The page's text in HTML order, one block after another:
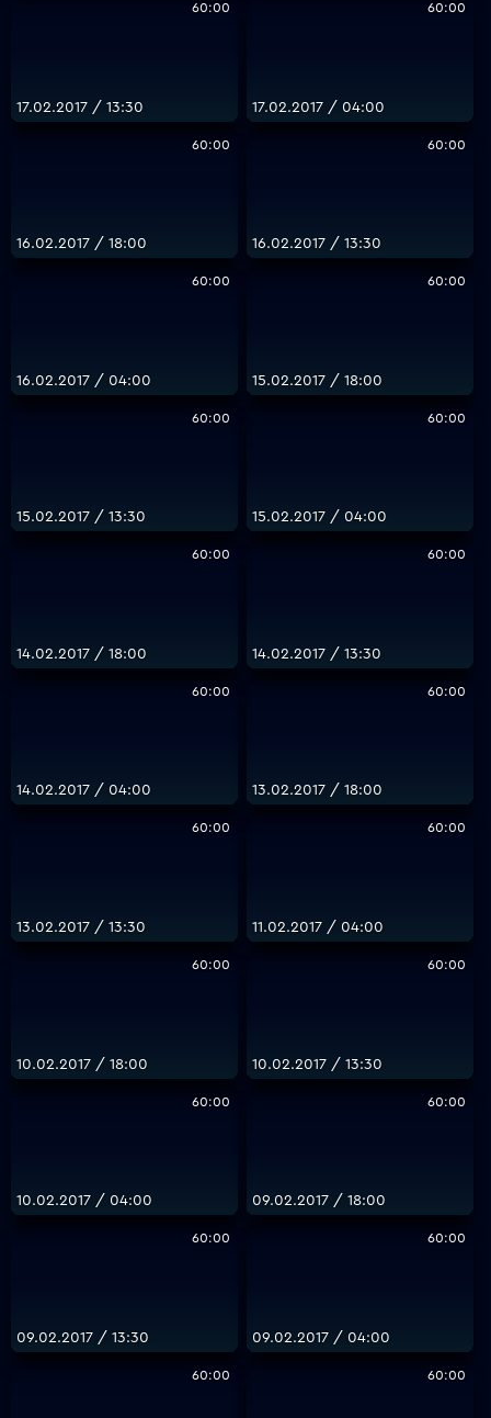
60:00
17.02.2017 / 13:30
60:00
17.02.2017 / 04:00
60:00
16.02.2017 / 18:00
60:00
16.02.2017 / 13:30
60:00
16.02.2017 / 04:00
60:00
15.02.2017 / 18:00
60:00
15.02.2017 / 13:30
60:00
15.02.2017 / 04:00
60:00
14.02.2017 / 18:00
60:00
14.02.2017 / 13:30
60:00
14.02.2017 / 04:00
60:00
13.02.2017 / 18:00
60:00
13.02.2017 / 13:30
60:00
11.02.2017 / 04:00
60:00
10.02.2017 / 18:00
60:00
10.02.2017 / 13:30
60:00
10.02.2017 / 04:00
60:00
09.02.2017 / 18:00
60:00
09.02.2017 / 13:30
60:00
09.02.2017 / 04:00
60:00 60:00